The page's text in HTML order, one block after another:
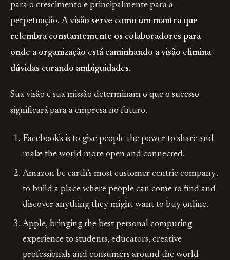
para o crescimento e principalmente para a
perpetuação. A visão serve como um mantra que
relembra constantemente os colaboradores para
onde a organização está caminhando a visão elimina
dúvidas curando ambiguidades.
Sua visão e sua missão determinam o que o sucesso
significará para a empresa no futuro.
Facebook’s is to give people the power to share and
make the world more open and connected.
Amazon be earth’s most customer centric company;
to build a place where people can come to find and
discover anything they might want to buy online.
Apple, bringing the best personal computing
experience to students, educators, creative
professionals and consumers around the world